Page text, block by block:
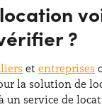
CHOISISSEZ UN PAYS
?
et entreprises
la solution de
un service de